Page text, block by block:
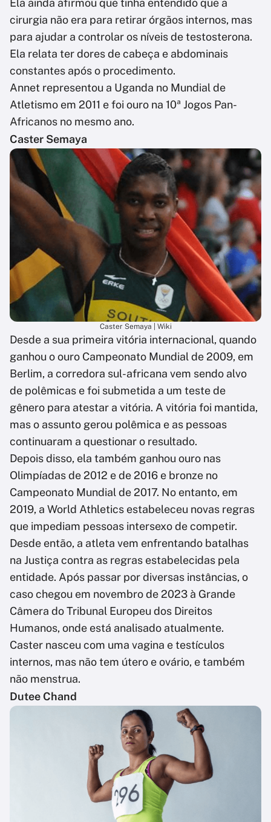
Ela ainda afirmou que tinha entendido que a
cirurgia não era para retirar órgãos internos, mas
para ajudar a controlar os níveis de testosterona.
Ela relata ter dores de cabeça e abdominais
constantes após o procedimento.
Annet representou a Uganda no Mundial de
Atletismo em 2011 e foi ouro na 10ª Jogos Pan-
Africanos no mesmo ano.
Caster Semaya
Caster Semaya | Wiki
Desde a sua primeira vitória internacional, quando
ganhou o ouro Campeonato Mundial de 2009, em
Berlim, a corredora sul-africana vem sendo alvo
de polêmicas e foi submetida a um teste de
gênero para atestar a vitória. A vitória foi mantida,
mas o assunto gerou polêmica e as pessoas
continuaram a questionar o resultado.
Depois disso, ela também ganhou ouro nas
Olimpíadas de 2012 e de 2016 e bronze no
Campeonato Mundial de 2017. No entanto, em
2019, a World Athletics estabeleceu novas regras
que impediam pessoas intersexo de competir.
Desde então, a atleta vem enfrentando batalhas
na Justiça contra as regras estabelecidas pela
entidade. Após passar por diversas instâncias, o
caso chegou em novembro de 2023 à Grande
Câmera do Tribunal Europeu dos Direitos
Humanos, onde está analisado atualmente.
Caster nasceu com uma vagina e testículos
internos, mas não tem útero e ovário, e também
não menstrua.
Dutee Chand